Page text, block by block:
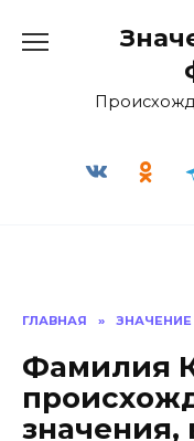
ГЛАВНАЯ »
Фамилия
значения,